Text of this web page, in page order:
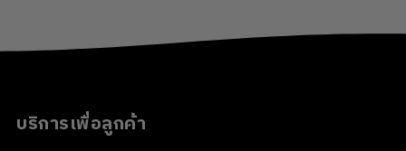
บริการเพื่อลูกค้า